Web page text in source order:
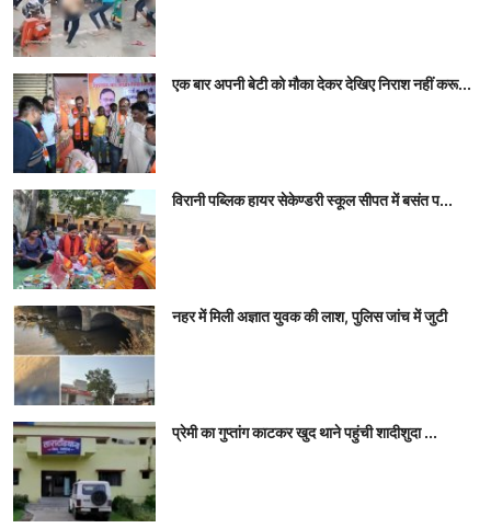
एक बार अपनी बेटी को मौका देकर देखिए निराश नहीं करू...
विरानी पब्लिक हायर सेकेण्डरी स्कूल सीपत में बसंत प...
नहर में मिली अज्ञात युवक की लाश, पुलिस जांच में जुटी
प्रेमी का गुप्तांग काटकर खुद थाने पहुंची शादीशुदा ...